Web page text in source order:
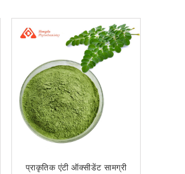
प्राकृतिक एंटी ऑक्सीडेंट सामग्री